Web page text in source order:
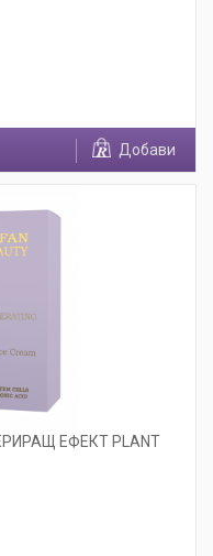
Добави
ЕФЕКТ PLANT